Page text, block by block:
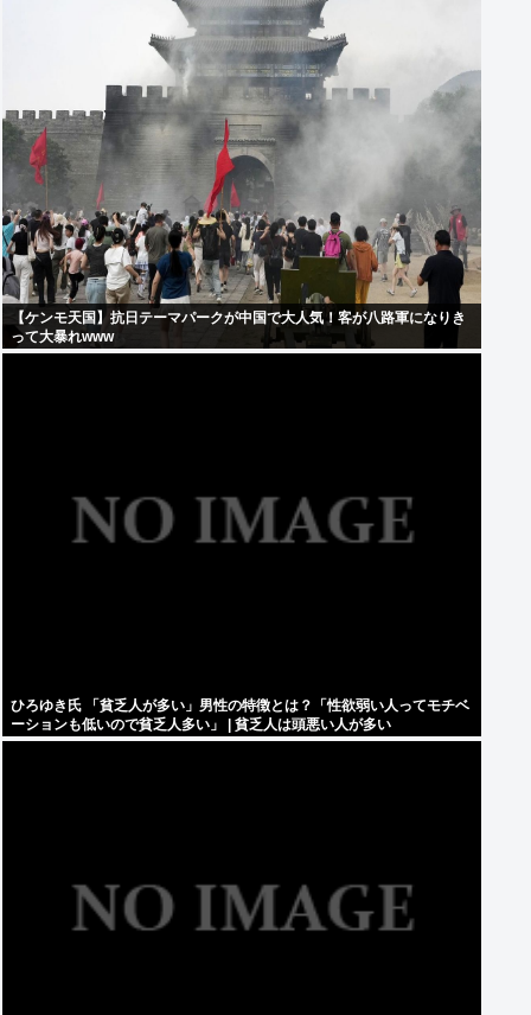
【ケンモ天国】抗日テーマパークが中国で大人気！客が八路軍になりき
って大暴れwww
ひろゆき氏 「貧乏人が多い」男性の特徴とは？「性欲弱い人ってモチベ
ーションも低いので貧乏人多い」 | 貧乏人は頭悪い人が多い